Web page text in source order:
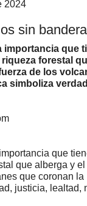
2024
sin bandera
importancia que
forestal
de los
simboliza
que
que alberga y
que coronan
justicia, lealtad,